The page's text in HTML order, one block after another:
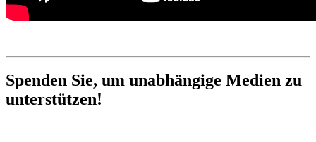
Spenden Sie, um unabhängige Medien zu
unterstützen!